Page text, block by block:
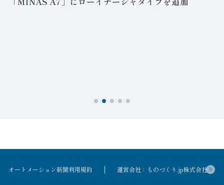
オートメーション新聞利用規約 運営会社：ものづくり.jp株式会社